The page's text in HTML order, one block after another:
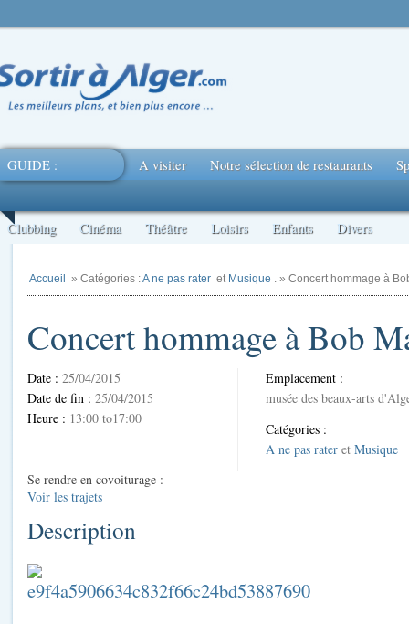
GUIDE : A visiter Notre sélection de restaurants
Clubbing Cinéma Théâtre Loisirs Enfants Divers
Accueil » Catégories :A ne pas rater et Musique . » Concert hommage à
Concert hommage à Bob
Date : 25/04/2015
Date de fin : 25/04/2015
Heure : 13:00 to17:00
Emplacement :
musée des beaux-arts
Catégories :
A ne pas rater et Musique
Se rendre en covoiturage :
Voir les trajets
Description